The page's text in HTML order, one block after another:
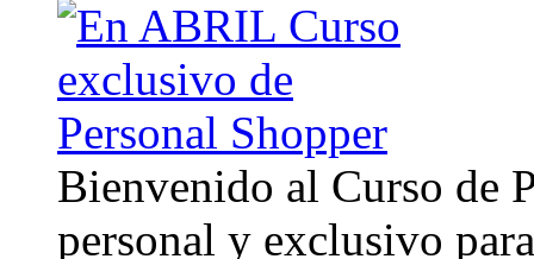
Bienvenido al Curso de
personal y exclusivo